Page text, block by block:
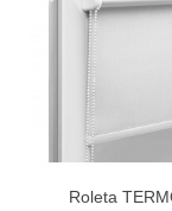
Roleta